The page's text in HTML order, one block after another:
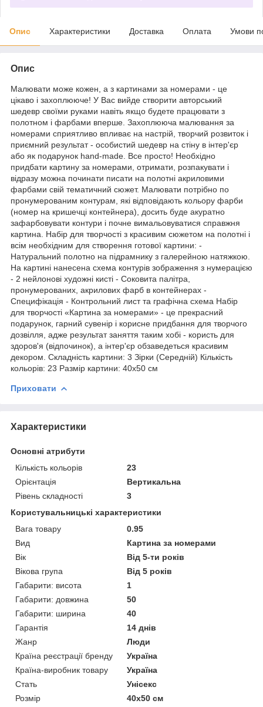
Опис Характеристики Доставка Оплата Умови
Опис
Малювати може кожен, а з картинами за номерами - це
цікаво і захоплююче! У Вас вийде створити авторський
шедевр своїми руками навіть якщо будете працювати з
полотном і фарбами вперше. Захоплююча малювання за
номерами сприятливо впливає на настрій, творчий розвиток і
приємний результат - особистий шедевр на стіну в інтер'єр
або як подарунок hand-made. Все просто! Необхідно
придбати картину за номерами, отримати, розпакувати і
відразу можна починати писати на полотні акриловими
фарбами свій тематичний сюжет. Малювати потрібно по
пронумерованим контурам, які відповідають кольору фарби
(номер на кришечці контейнера), досить буде акуратно
зафарбовувати контури і почне вимальовуватися справжня
картина. Набір для творчості з красивим сюжетом на полотні і
всім необхідним для створення готової картини: -
Натуральний полотно на підрамнику з галерейною натяжкою.
На картині нанесена схема контурів зображення з нумерацією
- 2 нейлонові художні кисті - Соковита палітра,
пронумерованих, акрилових фарб в контейнерах -
Специфікація - Контрольний лист та графічна схема Набір
для творчості «Картина за номерами» - це прекрасний
подарунок, гарний сувенір і корисне придбання для творчого
дозвілля, адже результат заняття таким хобі - користь для
здоров'я (відпочинок), а інтер'єр обзаведеться красивим
декором. Складність картини: 3 Зірки (Середній) Кількість
кольорів: 23 Размір картини: 40х50 см
Приховати
Характеристики
Основні атрибути
Кількість кольорів
23
Орієнтація
Вертикальна
Рівень складності
3
Користувальницькі характеристики
Вага товару
0.95
Вид
Картина за номерами
Вік
Від 5-ти років
Вікова група
Від 5 років
Габарити: висота
1
Габарити: довжина
50
Габарити: ширина
40
Гарантія
14 днів
Жанр
Люди
Країна реєстрації бренду
Україна
Країна-виробник товару
Україна
Стать
Унісекс
Розмір
40х50 см